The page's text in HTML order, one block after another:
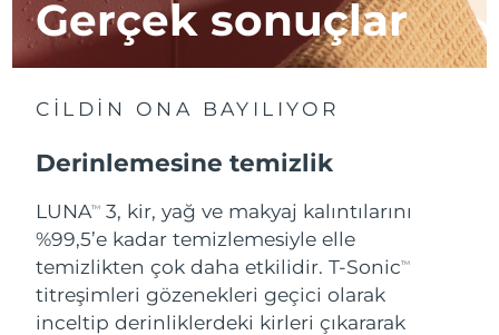
Gerçek sonuçlar
CİLDİN ONA BAYILIYOR
Derinlemesine temizlik
LUNATM
3, kir, yağ ve makyaj kalıntılarını
%99,5’e kadar temizlemesiyle elle
temizlikten çok daha etkilidir. T-SonicTM
titreşimleri gözenekleri geçici olarak
inceltip derinliklerdeki kirleri çıkararak
Çin Makao ÖİB Tahmini teslim tarihi8/12/26
Malezya Tahmini teslim tarihi
Malta Tahmini teslim tarihi
Meksika Tahmini teslim tarihi8/14/26
Monako Tahmini teslim tarihi
Hollanda Tahmini teslim tarihi